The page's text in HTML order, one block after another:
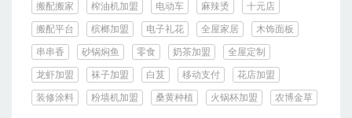
搬配搬家 榨油机加盟 电动车 麻辣烫 十元店
搬配平台 槟榔加盟 电子礼花 全屋家居 木饰面板
串串香 砂锅焖鱼 零食 奶茶加盟 全屋定制
龙虾加盟 袜子加盟 白芨 移动支付 花店加盟
装修涂料 粉墙机加盟 桑黄种植 火锅杯加盟 农博金草